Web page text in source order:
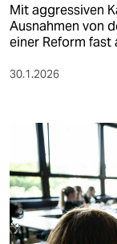
Mit aggressiven
Ausnahmen von
einer Reform
30.1.2026